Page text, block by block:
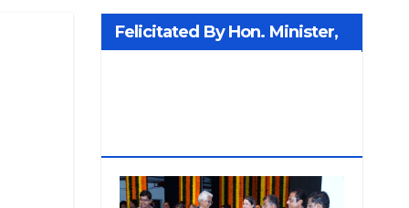
Felicitated By Hon. Minister,